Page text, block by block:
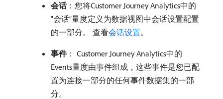
会话：您将Customer Journey Analytics中的
“会话”量度定义为数据视图中会话设置配置
的一部分。 查看会话设置。
事件： Customer Journey Analytics中的
Events量度由事件组成，这些事件是您已配
置为连接一部分的任何事件数据集的一部
分。